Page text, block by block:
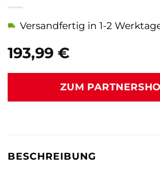
193,99 €
Versandfertig in 1-2
ZUM
BESCHREIBUNG